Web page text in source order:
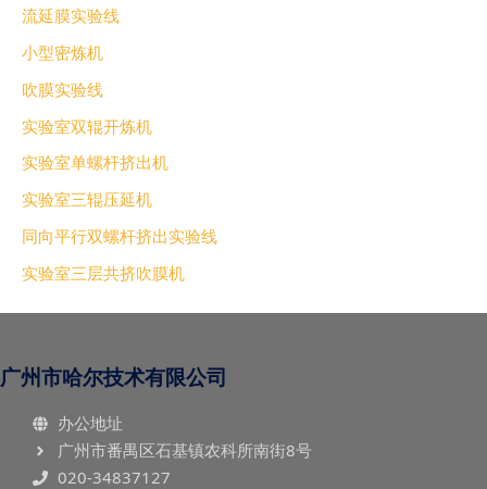
流延膜实验线
小型密炼机
吹膜实验线
实验室双辊开炼机
实验室单螺杆挤出机
实验室三辊压延机
同向平行双螺杆挤出实验线
实验室三层共挤吹膜机
广州市哈尔技术有限公司
办公地址
广州市番禺区石基镇农科所南街8号
020-34837127